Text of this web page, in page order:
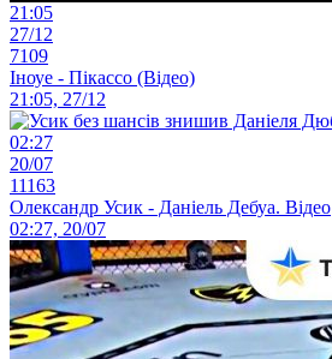
21:05
27/12
7109
Іноуе - Пікассо (Відео)
21:05, 27/12
02:27
20/07
11163
Олександр Усик - Даніель Дебуа. Відео
02:27, 20/07